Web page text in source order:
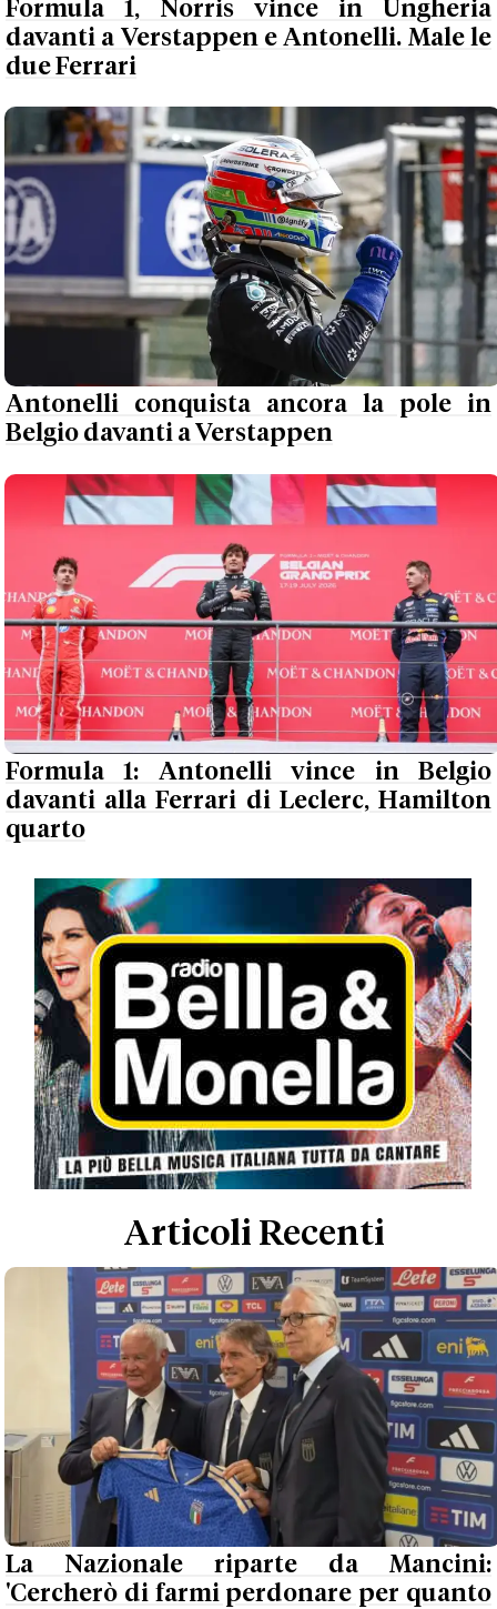
Formula 1, Norris vince in Ungheria
davanti a Verstappen e Antonelli. Male le
due Ferrari
Antonelli conquista ancora la pole in
Belgio davanti a Verstappen
Formula 1: Antonelli vince in Belgio
davanti alla Ferrari di Leclerc, Hamilton
quarto
Articoli Recenti
La Nazionale riparte da Mancini:
'Cercherò di farmi perdonare per quanto